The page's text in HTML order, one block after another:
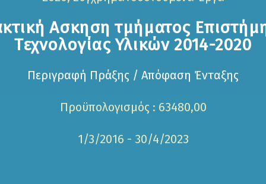
Ασκηση τμήματος
Τεχνολογίας Υλικών 2014-2020
Περιγραφή Πράξης / Απόφαση Ένταξης
Προϋπολογισμός : 63480,00
1/3/2016 - 30/4/2023